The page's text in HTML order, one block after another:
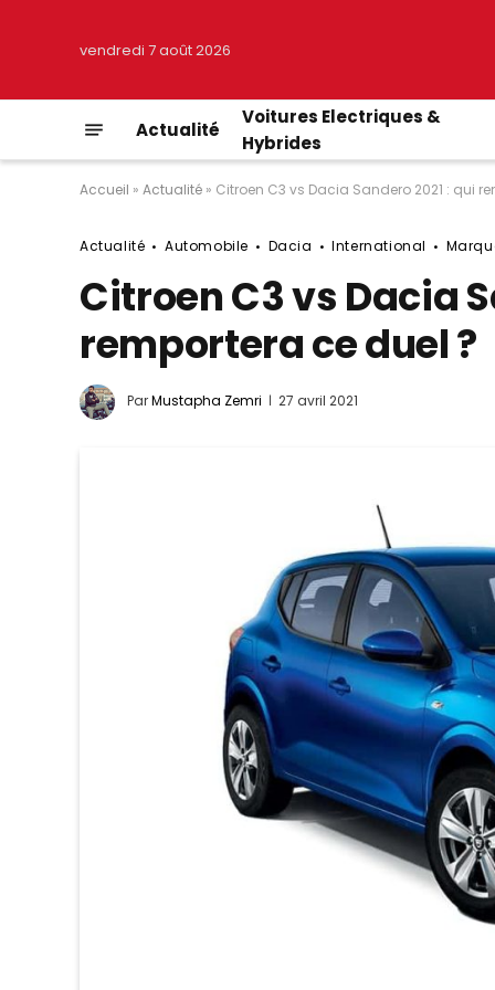
vendredi 7 août 2026
Actualité
Voitures Electriques &
Hybrides
Accueil » Actualité » Citroen C3 vs Dacia Sandero 2021 : qui
Actualité Automobile Dacia International
Citroen C3 vs Dacia
remportera ce duel ?
ParMustapha Zemri 27 avril 2021